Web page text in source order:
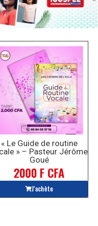
« Le Guide de routine
» – Pasteur Jérôme
Goué
2000 F CFA
J'achète